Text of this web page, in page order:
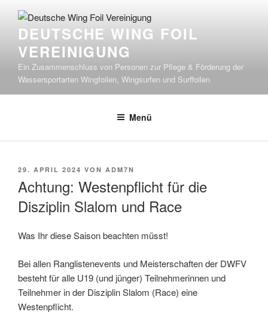
Inhalt
springenDEUTSCHE WING FOIL
VEREINIGUNG
Ein Zusammenschluss von Personen zur Pflege & Förderung der
Wassersportarten Wingfoilen, Wingsurfen und Surffoilen
Menü
VERÖFFENTLICHT
29. APRIL 2024 VON ADM7N
Achtung: Westenpflicht für die
Disziplin Slalom und Race
Was Ihr diese Saison beachten müsst!
Bei allen Ranglistenevents und Meisterschaften der DWFV
besteht für alle U19 (und jünger) Teilnehmerinnen und
Teilnehmer in der Disziplin Slalom (Race) eine
Westenpflicht.